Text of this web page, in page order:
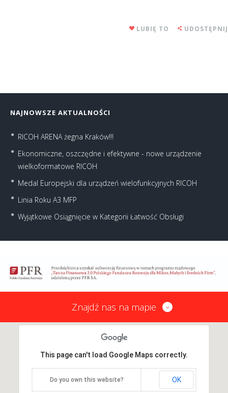
LUBIĘ TO UDOSTĘPNIJ
NAJNOWSZE AKTUALNOŚCI
RICOH ARENA żegna Kraków!!!
Ekonomiczne, oszczędne i efektywne - nowe urządzenie
wielkoformatowe RICOH
Medal Europejski dla urządzeń wielofunkcyjnych RICOH
Linia Roku A3 MFP
Wyjątkowe Osiągnięcie w Kategorii Łatwość Obsługi
Znajdź nas na mapie
This page can't load Google Maps correctly.
Do you own this website? OK